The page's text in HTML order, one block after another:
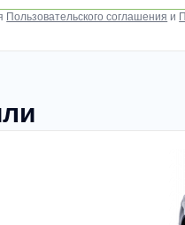
Пользовательского соглашения и